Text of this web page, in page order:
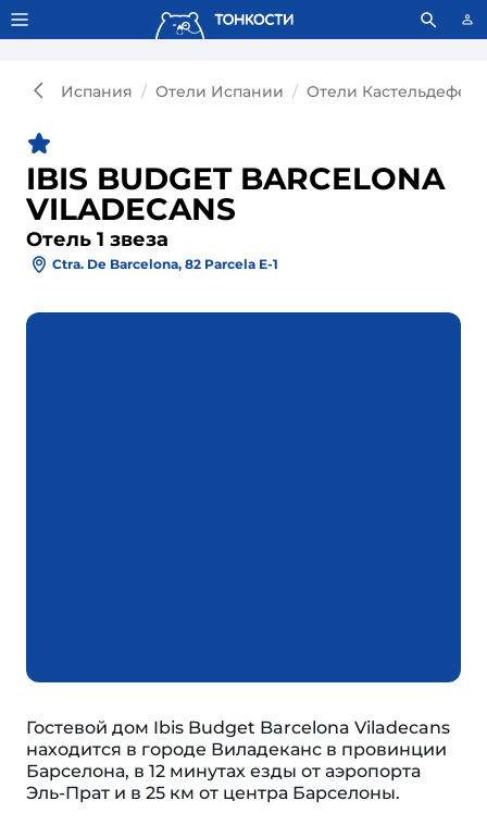
Тонкости используют сookie-файлы. Что это значит?
Испания Отели Испании Отели
IBIS BUDGET BARCELONA
VILADECANS
Отель 1 звеза
Ctra. De Barcelona, 82 Parcela E-1
Гостевой дом Ibis Budget Barcelona Viladecans
находится в городе Виладеканс в провинции
Барселона, в 12 минутах езды от аэропорта
Эль-Прат и в 25 км от центра Барселоны.